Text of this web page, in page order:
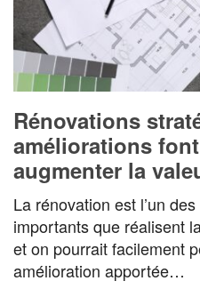
Rénovations
améliorations
augmenter la
La rénovation est l’un
importants que réalisent
et on pourrait facilement
amélioration apportée…